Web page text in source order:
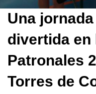
Una
divertida en
Patronales
Torres de